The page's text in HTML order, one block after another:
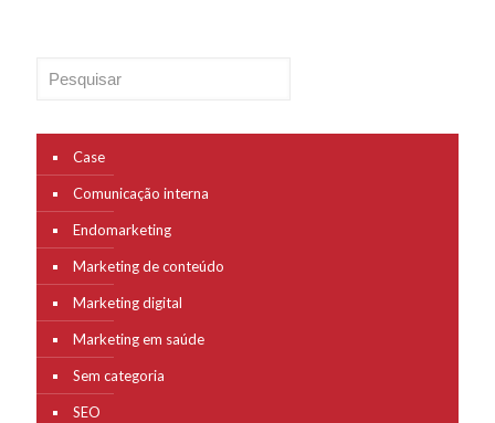
Pesquisar
Case
Comunicação interna
Endomarketing
Marketing de conteúdo
Marketing digital
Marketing em saúde
Sem categoria
SEO